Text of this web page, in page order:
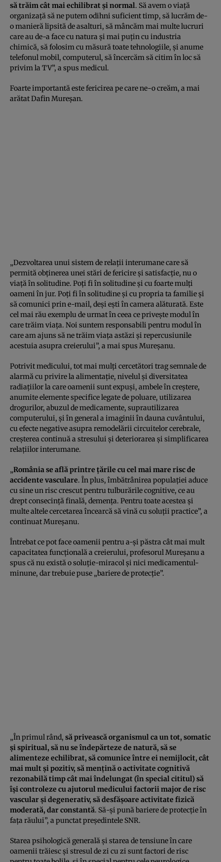
să trăim cât mai echilibrat şi normal. Să avem o viaţă
organizaţă să ne putem odihni suficient timp, să lucrăm de-
o manieră lipsită de asalturi, să mâncăm mai multe lucruri
care au de-a face cu natura şi mai puţin cu industria
chimică, să folosim cu măsură toate tehnologiile, şi anume
telefonul mobil, computerul, să încercăm să citim în loc să
privim la TV”, a spus medicul.
Foarte importantă este fericirea pe care ne-o creăm, a mai
arătat Dafin Mureşan.
„Dezvoltarea unui sistem de relaţii interumane care să
permită obţinerea unei stări de fericire şi satisfacţie, nu o
viaţă în solitudine. Poţi fi în solitudine şi cu foarte mulţi
oameni în jur. Poţi fi în solitudine şi cu propria ta familie şi
să comunici prin e-mail, deşi eşti în camera alăturată. Este
cel mai rău exemplu de urmat în ceea ce priveşte modul în
care trăim viaţa. Noi suntem responsabili pentru modul în
care am ajuns să ne trăim viaţa astăzi şi repercusiunile
acestuia asupra creierului”, a mai spus Mureşanu.
Potrivit medicului, tot mai mulţi cercetători trag semnale de
alarmă cu privire la alimentaţie, nivelul şi diversitatea
radiaţiilor la care oamenii sunt expuşi, ambele în creştere,
anumite elemente specifice legate de poluare, utilizarea
drogurilor, abuzul de medicamente, suprautilizarea
computerului, şi în general a imaginii în dauna cuvântului,
cu efecte negative asupra remodelării circuitelor cerebrale,
creşterea continuă a stresului şi deteriorarea şi simplificarea
relaţiilor interumane.
„România se află printre ţările cu cel mai mare risc de
accidente vasculare. În plus, îmbătrânirea populaţiei aduce
cu sine un risc crescut pentru tulburările cognitive, ce au
drept consecinţă finală, demenţa. Pentru toate acestea şi
multe altele cercetarea încearcă să vină cu soluţii practice”, a
continuat Mureşanu.
Întrebat ce pot face oamenii pentru a-şi păstra cât mai mult
capacitatea funcţională a creierului, profesorul Mureşanu a
spus că nu există o soluţie-miracol şi nici medicamentul-
minune, dar trebuie puse „bariere de protecţie”.
„În primul rând, să privească organismul ca un tot, somatic
şi spiritual, să nu se îndepărteze de natură, să se
alimenteze echilibrat, să comunice între ei nemijlocit, cât
mai mult şi pozitiv, să menţină o activitate cognitivă
rezonabilă timp cât mai îndelungat (în special cititul) să
îşi controleze cu ajutorul medicului factorii major de risc
vascular şi degenerativ, să desfăşoare activitate fizică
moderată, dar constantă. Să-şi pună bariere de protecţie în
faţa răului”, a punctat preşedintele SNR.
Starea psihologică generală şi starea de tensiune în care
oamenii trăiesc şi stresul de zi cu zi sunt factori de risc